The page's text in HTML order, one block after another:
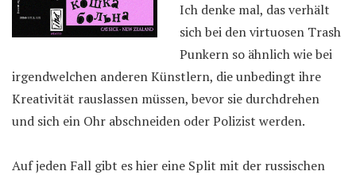
Ich denke mal, das verhält
sich bei den virtuosen Trash
Punkern so ähnlich wie bei
irgendwelchen anderen Künstlern, die unbedingt ihre
Kreativität rauslassen müssen, bevor sie durchdrehen
und sich ein Ohr abschneiden oder Polizist werden.
Auf jeden Fall gibt es hier eine Split mit der russischen